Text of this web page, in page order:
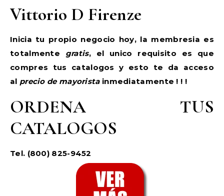
Vittorio D Firenze
Inicia tu propio negocio hoy, la membresia es
totalmente gratis, el unico requisito es que
compres tus catalogos y esto te da acceso
al precio de mayoristainmediatamente ! ! !
ORDENA TUS
CATALOGOS
Tel. (800) 825-9452